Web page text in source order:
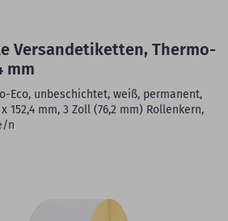
Versandetiketten, Thermo-
mm
Eco, unbeschichtet, weiß, permanent,
152,4 mm, 3 Zoll (76,2 mm) Rollenkern,
n